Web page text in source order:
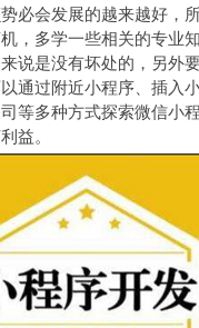
势必会发展的越来越好，
，多学一些相关的专业
说是没有坏处的，另外
通过附近小程序、插入
等多种方式探索微信小
益。